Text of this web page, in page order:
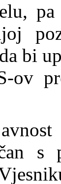
bi
ov
s